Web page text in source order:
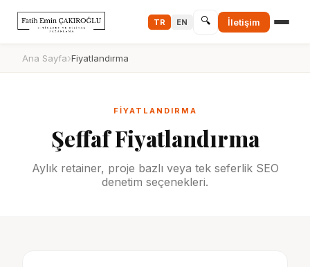
TR EN 🔍 İletişim
Ana Sayfa›Fiyatlandırma
FİYATLANDIRMA
Şeffaf Fiyatlandırma
Aylık retainer, proje bazlı veya tek seferlik SEO
denetim seçenekleri.